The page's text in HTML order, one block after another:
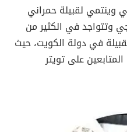
وينتمي لقبيلة حمراني
وتتواجد في الكثير من
في دولة الكويت، حيث
على تويتر